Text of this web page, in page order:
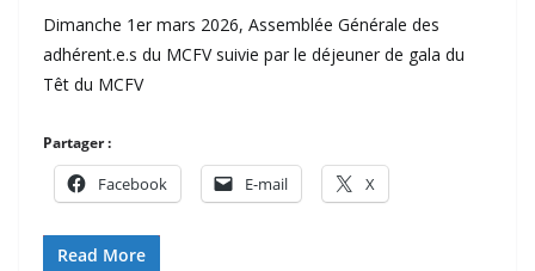
Dimanche 1er mars 2026, Assemblée Générale des
adhérent.e.s du MCFV suivie par le déjeuner de gala du
Têt du MCFV
Partager :
Facebook E-mail X
Read More